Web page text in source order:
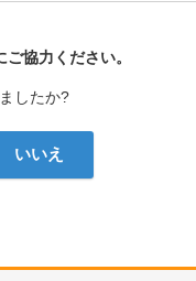
協力ください。
したか?
いいえ